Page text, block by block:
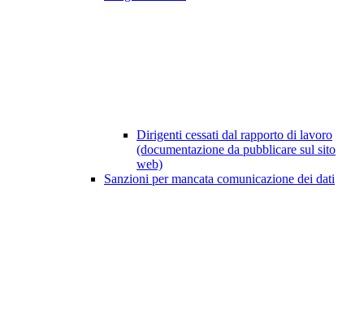
Dirigenti cessati dal rapporto di lavoro
(documentazione da pubblicare sul sito
web)
Sanzioni per mancata comunicazione dei dati